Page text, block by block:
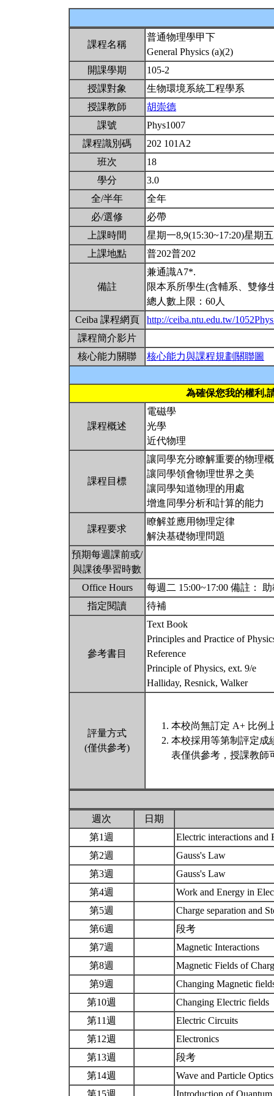
課程名稱
普通物理學甲下
General Physics (a)(2)
開課學期
105-2
授課對象
生物環境系統工程學系
授課教師
胡崇德
課號
Phys1007
課程識別碼
202 101A2
班次
18
學分
3.0
全/半年
全年
必/選修
必帶
上課時間
星期一8,9(15:30~17:20)星期
上課地點
普202普202
備註
兼通識A7*.
限本系所學生(含輔系、雙修
總人數上限：60人
Ceiba 課程網頁
http://ceiba.ntu.edu.tw/
課程簡介影片
核心能力關聯
核心能力與課程規劃關聯圖
為確保您我的權利,
課程概述
電磁學
光學
近代物理
課程目標
讓同學充分瞭解重要的物理
讓同學領會物理世界之美
讓同學知道物理的用處
增進同學分析和計算的能力
課程要求
瞭解並應用物理定律
解決基礎物理問題
預期每週課前或/
與課後學習時數
Office Hours
每週二 15:00~17:00 備註：
指定閱讀
待補
參考書目
Text Book
Principles and Practice of
Reference
Principle of Physics, ext. 9/e
Halliday, Resnick, Walker
評量方式
(僅供參考)
本校尚無訂定 A+ 比例
本校採用等第制評定成
表僅供參考，授課教師
週次
日期
第1週
Electric interactions and
第2週
Gauss's Law
第3週
Gauss's Law
第4週
Work and Energy in
第5週
Charge separation and
第6週
段考
第7週
Magnetic Interactions
第8週
Magnetic Fields of
第9週
Changing Magnetic
第10週
Changing Electric fields
第11週
Electric Circuits
第12週
Electronics
第13週
段考
第14週
Wave and Particle
第15週
Introduction of